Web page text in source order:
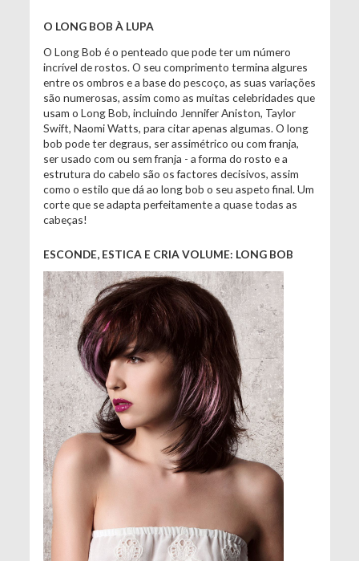
O LONG BOB À LUPA
O Long Bob é o penteado que pode ter um número
incrível de rostos. O seu comprimento termina algures
entre os ombros e a base do pescoço, as suas variações
são numerosas, assim como as muitas celebridades que
usam o Long Bob, incluindo Jennifer Aniston, Taylor
Swift, Naomi Watts, para citar apenas algumas. O long
bob pode ter degraus, ser assimétrico ou com franja,
ser usado com ou sem franja - a forma do rosto e a
estrutura do cabelo são os factores decisivos, assim
como o estilo que dá ao long bob o seu aspeto final. Um
corte que se adapta perfeitamente a quase todas as
cabeças!
ESCONDE, ESTICA E CRIA VOLUME: LONG BOB